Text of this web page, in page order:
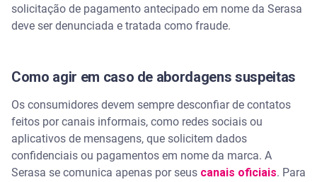
solicitação de pagamento antecipado em nome da Serasa
deve ser denunciada e tratada como fraude.
Como agir em caso de abordagens suspeitas
Os consumidores devem sempre desconfiar de contatos
feitos por canais informais, como redes sociais ou
aplicativos de mensagens, que solicitem dados
confidenciais ou pagamentos em nome da marca. A
Serasa se comunica apenas por seus canais oficiais. Para